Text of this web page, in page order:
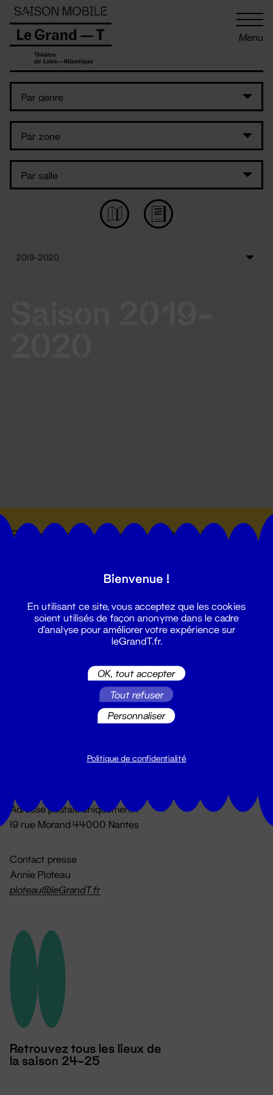
Menu
Suivez toutes les actualités du
Du lundi au vendredi 14h → 18h
Adresse postale uniquement :
19 rue Morand 44000 Nantes
Contact presse
Annie Ploteau
ploteau@leGrandT.fr
Retrouvez tous les lieux de
la saison 24-25
Panneau de gestion des cookies
Bienvenue !
En utilisant ce site, vous acceptez que les cookies
soient utilisés de façon anonyme dans le cadre
d'analyse pour améliorer votre expérience sur
leGrandT.fr.
OK, tout accepter
Tout refuser
Personnaliser
Politique de confidentialité